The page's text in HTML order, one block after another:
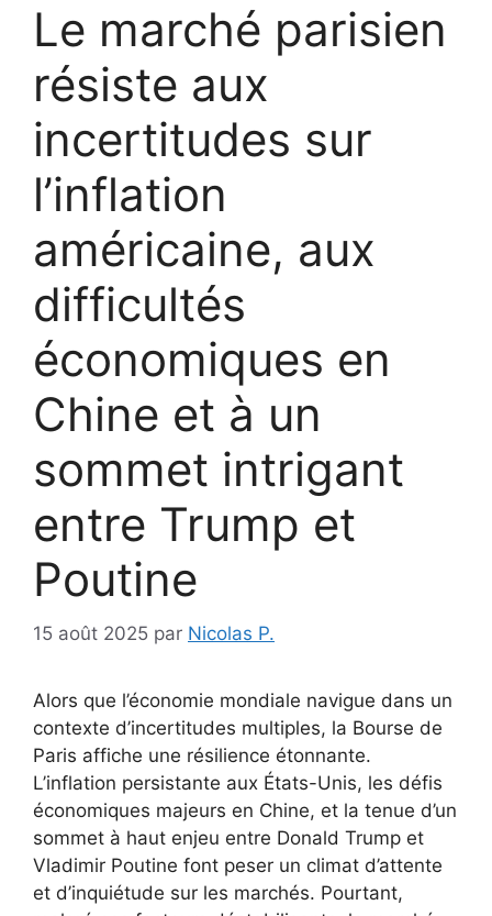
Le marché parisien
résiste aux
incertitudes sur
l’inflation
américaine, aux
difficultés
économiques en
Chine et à un
sommet intrigant
entre Trump et
Poutine
15 août 2025 par Nicolas P.
Alors que l’économie mondiale navigue dans un
contexte d’incertitudes multiples, la Bourse de
Paris affiche une résilience étonnante.
L’inflation persistante aux États-Unis, les défis
économiques majeurs en Chine, et la tenue d’un
sommet à haut enjeu entre Donald Trump et
Vladimir Poutine font peser un climat d’attente
et d’inquiétude sur les marchés. Pourtant,